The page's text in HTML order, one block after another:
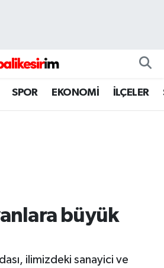
SPOR EKONOMİ İLÇELER
büyük
ilimizdeki sanayici ve